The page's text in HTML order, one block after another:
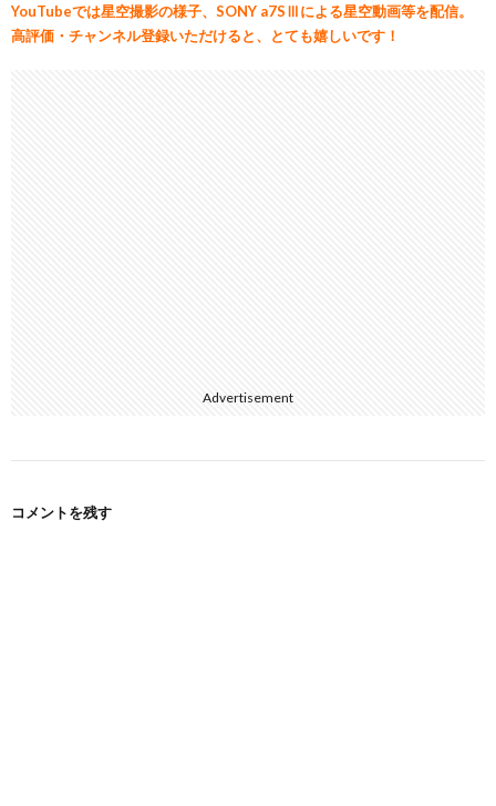
YouTubeでは星空撮影の様子、SONY a7SⅢによる星空動画等を配信。
高評価・チャンネル登録いただけると、とても嬉しいです！
Advertisement
コメントを残す